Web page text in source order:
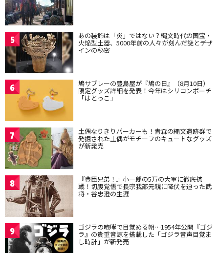
5 あの装飾は「炎」ではない？縄文時代の国宝・
火焔型土器、5000年前の人々が刻んだ謎とデザ
インの秘密
6 鳩サブレーの豊島屋が『鳩の日』（8月10日）
限定グッズ詳細を発表！今年はシリコンポーチ
「はとっこ」
7 土偶なりきりパーカーも！青森の縄文遺跡群で
発掘された土偶がモチーフのキュートなグッズ
が新発売
8 『豊臣兄弟！』小一郎の5万の大軍に徹底抗
戦！切腹覚悟で長宗我部元親に降伏を迫った武
将・谷忠澄の生涯
9 ゴジラの咆哮で目覚める朝…1954年公開『ゴジ
ラ』の貴重音源を搭載した「ゴジラ音声目覚ま
し時計」が新発売